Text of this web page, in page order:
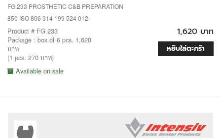
FG 233 PROSTHETIC C&B PREPARATION
850 ISO 806 314 199 524 012
Product # FG 233
Package : box of 6 pcs. 1,620
บาท
(1 pcs. 270 บาท)
Available on sale
1,620 บาท
หยิบใส่ตะกร้า